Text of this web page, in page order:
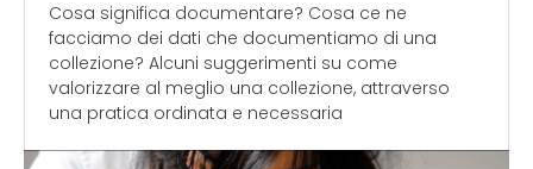
Cosa significa documentare? Cosa ce ne
facciamo dei dati che documentiamo di una
collezione? Alcuni suggerimenti su come
valorizzare al meglio una collezione, attraverso
una pratica ordinata e necessaria